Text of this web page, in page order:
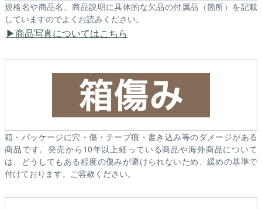
規格名や商品名、商品説明に具体的な欠品の付属品（箇所）を記載
していますのでよくお読みください。
商品写真についてはこちら
箱・パッケージに穴・傷・テープ痕・書き込み等のダメージがある
商品です。発売から10年以上経っている商品や海外商品について
は、どうしてもある程度の傷みが避けられないため、緩めの基準で
付けております。ご容赦ください。